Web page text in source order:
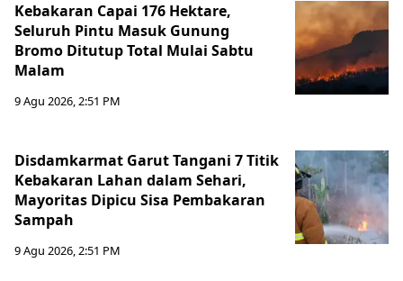
Kebakaran Capai 176 Hektare,
Seluruh Pintu Masuk Gunung
Bromo Ditutup Total Mulai Sabtu
Malam
9 Agu 2026, 2:51 PM
Disdamkarmat Garut Tangani 7 Titik
Kebakaran Lahan dalam Sehari,
Mayoritas Dipicu Sisa Pembakaran
Sampah
9 Agu 2026, 2:51 PM